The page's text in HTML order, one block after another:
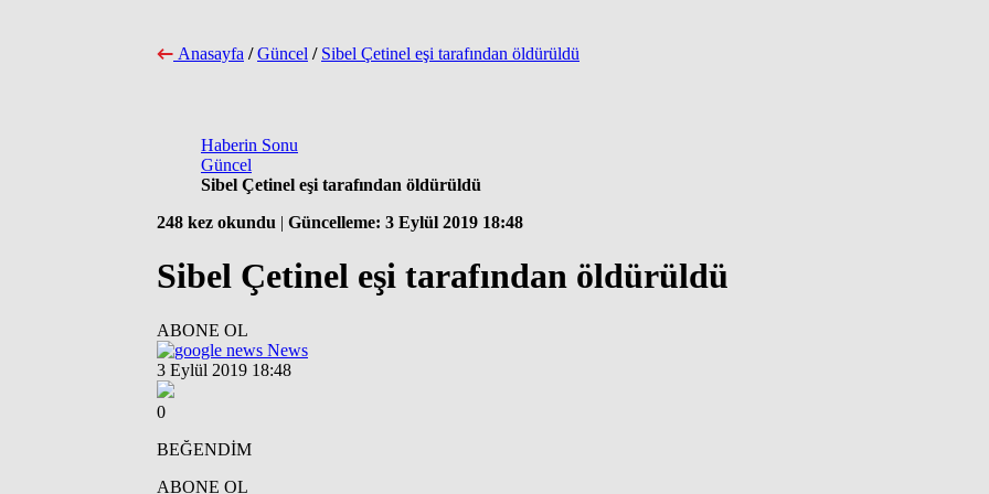
Anasayfa / Güncel / Sibel Çetinel eşi tarafından öldürüldü
Haberin Sonu
Güncel
Sibel Çetinel eşi tarafından öldürüldü
248 kez okundu | Güncelleme: 3 Eylül 2019 18:48
Sibel Çetinel eşi tarafından öldürüldü
ABONE OL
News
3 Eylül 2019 18:48
0
BEĞENDİM
ABONE OL